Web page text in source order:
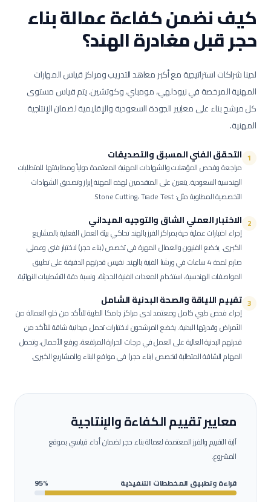
كيف نضمن كفاءة عمالةبناء
حجرقبل مغادرة الهند؟
لدينا شراكات استراتيجية مع أكبر معاهد التدريب ومراكز قياس المهارات
المهنية المرخصة في نيودلهي، مومباي، وكوتشين. يتم قياس مستوى
كل مرشح بناء على معايير الجودة السعودية والإقليمية لضمان الإنتاجية
المهنية.
1 التحقق الفني المسبق والتصديقات
مراجعة وفحص المؤهلات والشهادات المهنية المعتمدة دولياً ومطابقتها للمتطلبات
الهندسية السعودية.يتعين على المتقدمين لهذه المهنة إبراز وتصديق الشهادات
التخصصية المطلوبة مثل: Stone Cutting، Trade Test.
2 الاختبار العملي الشاق والتوجيه الميداني
إجراء اختبارات عملية حية بمراكز الفرز بالهند تحاكي بيئة العمل الفعلية بالمشاريع
الكبرى.يخضع الفنيون والعمال المهرة في تخصص (بناء حجر) لاختبار فني وعملي
صارم لمدة 4 ساعات في ورشنا الفنية بالهند. نقيس قدرتهم الدقيقة على تطبيق
المواصفات الهندسية، استخدام المعدات الفنية الحديثة، ونسبة دقة التشطيبات النهائية.
3 تقييم اللياقة والصحة البدنية الشامل
إجراء فحص طبي كامل ومعتمد لدى مراكز جامكا الطبية للتأكد من خلو العمالة من
الأمراض وقدرتها البدنية.يخضع المرشحون لاختبارات تحمل ميدانية شاقة للتأكد من
قدرتهم البدنية العالية على العمل في درجات الحرارة المرتفعة، ورفع الأحمال، وتحمل
المهام الشاقة المتطلبة لتخصص (بناء حجر) في مواقع البناء والمشاريع الكبرى.
معايير تقييم الكفاءة والإنتاجية
آلية التقييم والفرز المعتمدة لعمالةبناء حجرلضمان أداء قياسي بموقع
المشروع.
قراءة وتطبيق المخططات التنفيذية
95%